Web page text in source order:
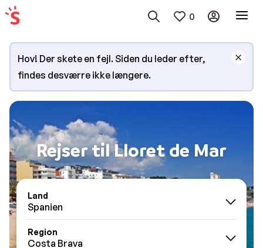
0
Hov! Der skete en fejl. Siden du leder efter,
findes desværre ikke længere.
Rejser til Lloret de Mar
Land
Spanien
Region
Costa Brava